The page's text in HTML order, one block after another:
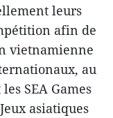
leurs
afin de
vietnamienne
au
SEA Games
asiatiques